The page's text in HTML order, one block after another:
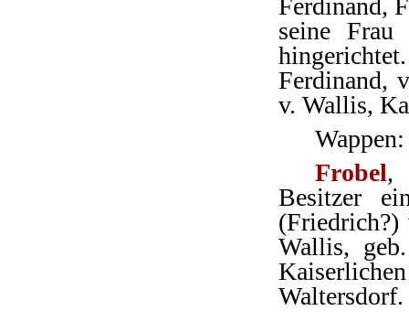
Ferdinand,
seine
Ferdinand,
v. Wallis,
Frobel,
Besitzer
Wallis,
Waltersdorf.